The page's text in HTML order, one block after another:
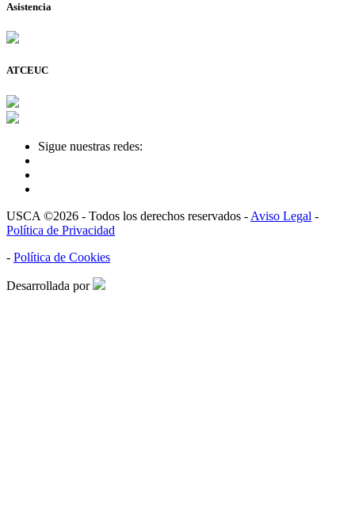
Asistencia
ATCEUC
Sigue nuestras redes:
USCA ©2026 - Todos los derechos reservados - Aviso Legal -
Política de Privacidad
- Política de Cookies
Desarrollada por